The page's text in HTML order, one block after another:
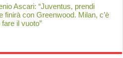
Ascari: “Juventus, prendi
con Greenwood. Milan, c’è
il vuoto”